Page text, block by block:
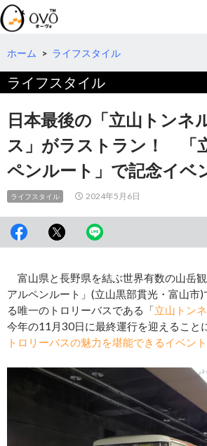
検
索
コ
テ
ツ
へ
ホーム > ライフスタイル
ライフスタイル
日本最後の「立山トンネ
ス」がラストラン！ 「
ペンルート」で記念イベ
ライフスタイル 2024年5月6日
富山県と長野県を結ぶ世界有数の山岳
アルペンルート」(立山黒部貫光・富山市
る唯一のトロリーバスである「立山トン
今年の11月30日に最終運行を迎えること
トロリーバスの魅力を堪能できるイベント